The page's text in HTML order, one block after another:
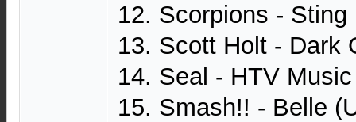
12. Scorpions - Sting
13. Scott Holt - Dark
14. Seal - HTV
15. Smash!! - Belle